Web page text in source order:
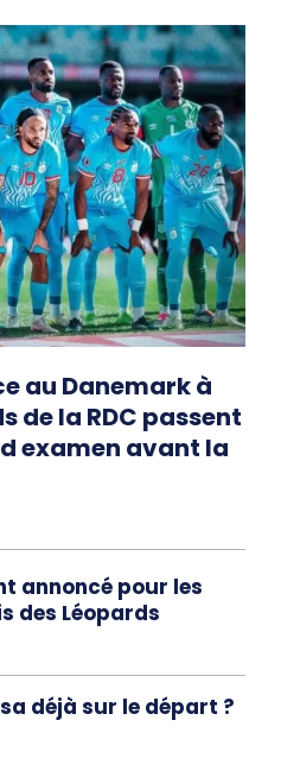
au Danemark à
de la RDC passent
examen avant la
annoncé pour les
des Léopards
déjà sur le départ ?